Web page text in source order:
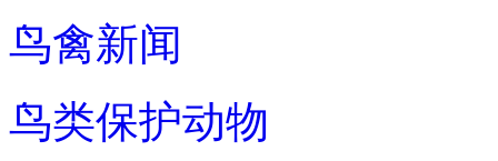
鸟禽新闻
鸟类保护动物